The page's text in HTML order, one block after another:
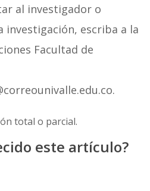
al investigador o
investigación, escriba a la
Facultad de
total o parcial.
este artículo?